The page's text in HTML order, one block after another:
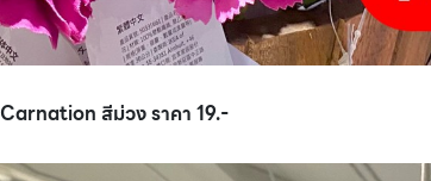
Carnation สีม่วง ราคา 19.-